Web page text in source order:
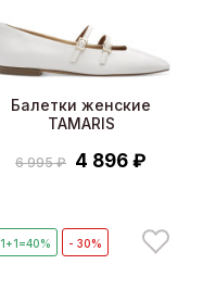
Балетки женские
TAMARIS
6 995 ₽ 4 896 ₽
1+1=40% - 30%